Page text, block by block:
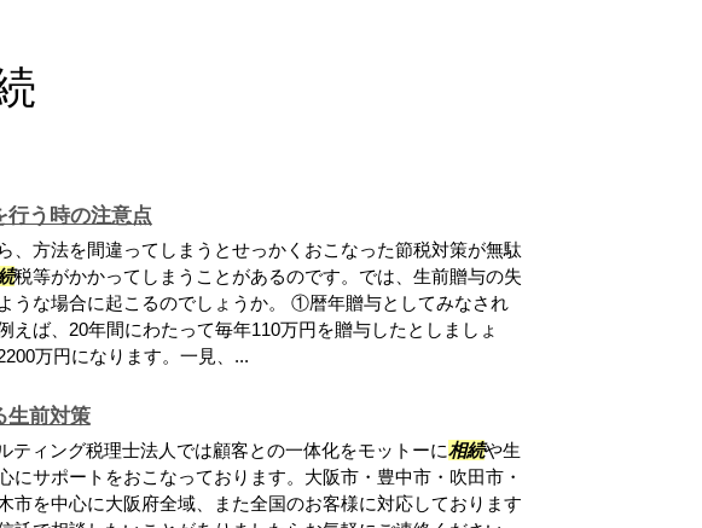
行う時の注意点
、方法を間違ってしまうとせっかくおこなった節税対策が無駄
税等がかかってしまうことがあるのです。では、生前贈与の失
うな場合に起こるのでしょうか。 ①暦年贈与としてみなされ
えば、20年間にわたって毎年110万円を贈与したとしましょ
万円になります。一見、...
生前対策
ティング税理士法人では顧客との一体化をモットーに相続や生
にサポートをおこなっております。大阪市・豊中市・吹田市・
市を中心に大阪府全域、また全国のお客様に対応しております